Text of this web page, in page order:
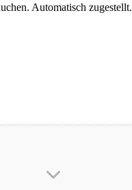
Automatisch zugestellt.